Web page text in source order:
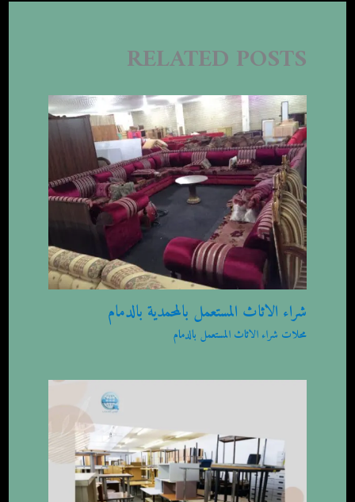
RELATED POSTS
شراء الاثاث المستعمل بالمحمدية بالدمام
محلات شراء الاثاث المستعمل بالدمام